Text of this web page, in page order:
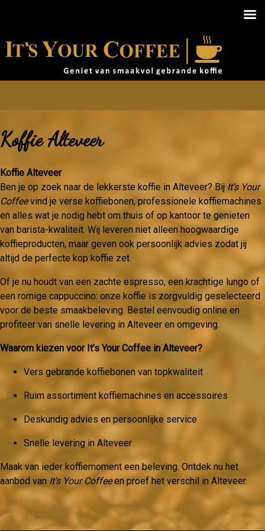
Koffie Alteveer
Koffie Alteveer
Ben je op zoek naar de lekkerste koffie in Alteveer? Bij It’s Your
Coffeevind je verse koffiebonen, professionele koffiemachines
en alles wat je nodig hebt om thuis of op kantoor te genieten
van barista-kwaliteit. Wij leveren niet alleen hoogwaardige
koffieproducten, maar geven ook persoonlijk advies zodat jij
altijd de perfecte kop koffie zet.
Of je nu houdt van een zachte espresso, een krachtige lungo of
een romige cappuccino: onze koffie is zorgvuldig geselecteerd
voor de beste smaakbeleving. Bestel eenvoudig online en
profiteer van snelle levering in Alteveer en omgeving.
Waarom kiezen voor It’s Your Coffee in Alteveer?
Vers gebrande koffiebonen van topkwaliteit
Ruim assortiment koffiemachines en accessoires
Deskundig advies en persoonlijke service
Snelle levering in Alteveer
Maak van ieder koffiemoment een beleving. Ontdek nu het
aanbod van It’s Your Coffeeen proef het verschil in Alteveer.